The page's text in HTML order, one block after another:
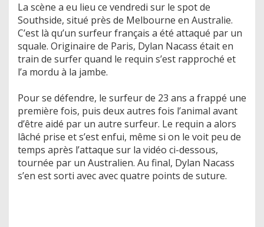
La scène a eu lieu ce vendredi sur le spot de
Southside, situé près de Melbourne en Australie.
C’est là qu’un surfeur français a été attaqué par un
squale. Originaire de Paris, Dylan Nacass était en
train de surfer quand le requin s’est rapproché et
l’a mordu à la jambe.
Pour se défendre, le surfeur de 23 ans a frappé une
première fois, puis deux autres fois l’animal avant
d’être aidé par un autre surfeur. Le requin a alors
lâché prise et s’est enfui, même si on le voit peu de
temps après l’attaque sur la vidéo ci-dessous,
tournée par un Australien. Au final, Dylan Nacass
s’en est sorti avec avec quatre points de suture.